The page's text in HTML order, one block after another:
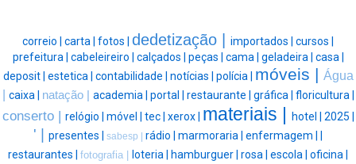
correio | carta | fotos | dedetização | importados | cursos |
prefeitura | cabeleireiro | calçados | peças | cama | geladeira | casa |
deposit | estetica | contabilidade | notícias | polícia | móveis | Água
caixa | natação | academia | portal | restaurante | gráfica | floricultura |
conserto | relógio | móvel | tec | xerox | materiais | hotel | 2025 |
' | presentes | sabesp | rádio | marmoraria | enfermagem |
restaurantes | fotografia | loteria | hamburguer | rosa | escola | oficina |